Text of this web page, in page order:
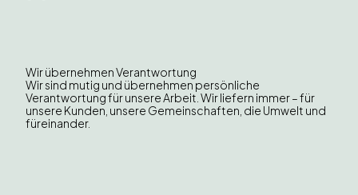
Wir übernehmen Verantwortung
Wir sind mutig und übernehmen persönliche
Verantwortung für unsere Arbeit. Wir liefern immer – für
unsere Kunden, unsere Gemeinschaften, die Umwelt und
füreinander.